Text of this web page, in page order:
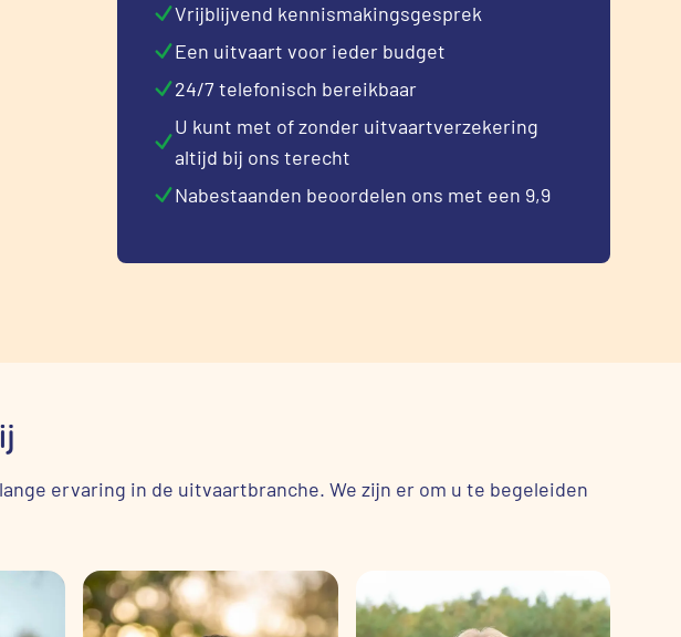
Vrijblijvend kennismakingsgesprek
Een uitvaart voor ieder budget
24/7 telefonisch bereikbaar
U kunt met of zonder uitvaartverzekering
altijd bij ons terecht
Nabestaanden beoordelen ons met een 9,9
ervaring in de uitvaartbranche. We zijn er om u te begeleiden